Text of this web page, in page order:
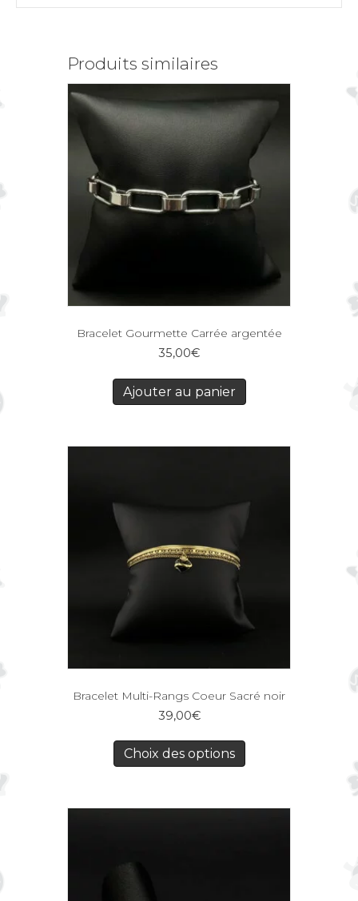
Produits similaires
Bracelet Gourmette Carrée argentée
35,00€
Ajouter au panier
Bracelet Multi-Rangs Coeur Sacré noir
39,00€
Choix des options